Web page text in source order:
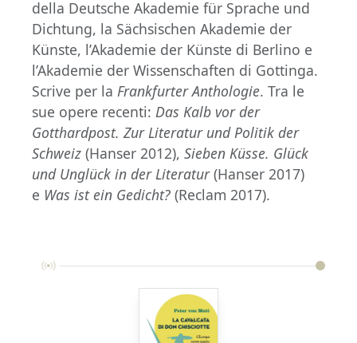
della Deutsche Akademie für Sprache und
Dichtung, la Sächsischen Akademie der
Künste, l’Akademie der Künste di Berlino e
l’Akademie der Wissenschaften di Gottinga.
Scrive per la Frankfurter Anthologie. Tra le
sue opere recenti: Das Kalb vor der
Gotthardpost. Zur Literatur und Politik der
Schweiz (Hanser 2012), Sieben Küsse. Glück
und Unglück in der Literatur(Hanser 2017)
e Was ist ein Gedicht? (Reclam 2017).